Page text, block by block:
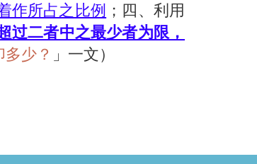
作所占之比例 ；四、利用
过二者中之最少者为限，
少？ 」一文）